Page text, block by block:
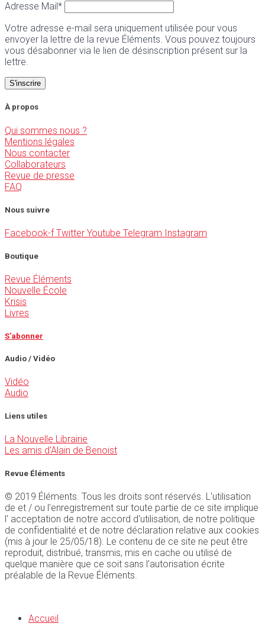
Adresse Mail*
Votre adresse e-mail sera uniquement utilisée pour vous
envoyer la lettre de la revue Éléments. Vous pouvez toujours
vous désabonner via le lien de désinscription présent sur la
lettre.
À propos
Qui sommes nous ?
Mentions légales
Nous contacter
Collaborateurs
Revue de presse
FAQ
Nous suivre
Facebook-f Twitter Youtube Telegram Instagram
Boutique
Revue Éléments
Nouvelle École
Krisis
Livres
S'abonner
Audio / Vidéo
Vidéo
Audio
Liens utiles
La Nouvelle Librairie
Les amis d'Alain de Benoist
Revue Éléments
© 2019 Éléments. Tous les droits sont réservés. L'utilisation
de et / ou l'enregistrement sur toute partie de ce site implique
l' acceptation de notre accord d'utilisation, de notre politique
de confidentialité et de notre déclaration relative aux cookies
(mis à jour le 25/05/18). Le contenu de ce site ne peut être
reproduit, distribué, transmis, mis en cache ou utilisé de
quelque manière que ce soit sans l'autorisation écrite
préalable de la Revue Éléments.
Accueil